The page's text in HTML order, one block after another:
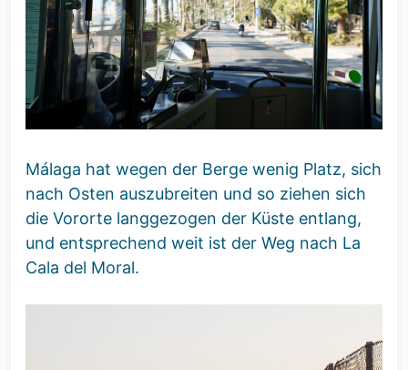
Málaga hat wegen der Berge wenig Platz, sich
nach Osten auszubreiten und so ziehen sich
die Vororte langgezogen der Küste entlang,
und entsprechend weit ist der Weg nach La
Cala del Moral.